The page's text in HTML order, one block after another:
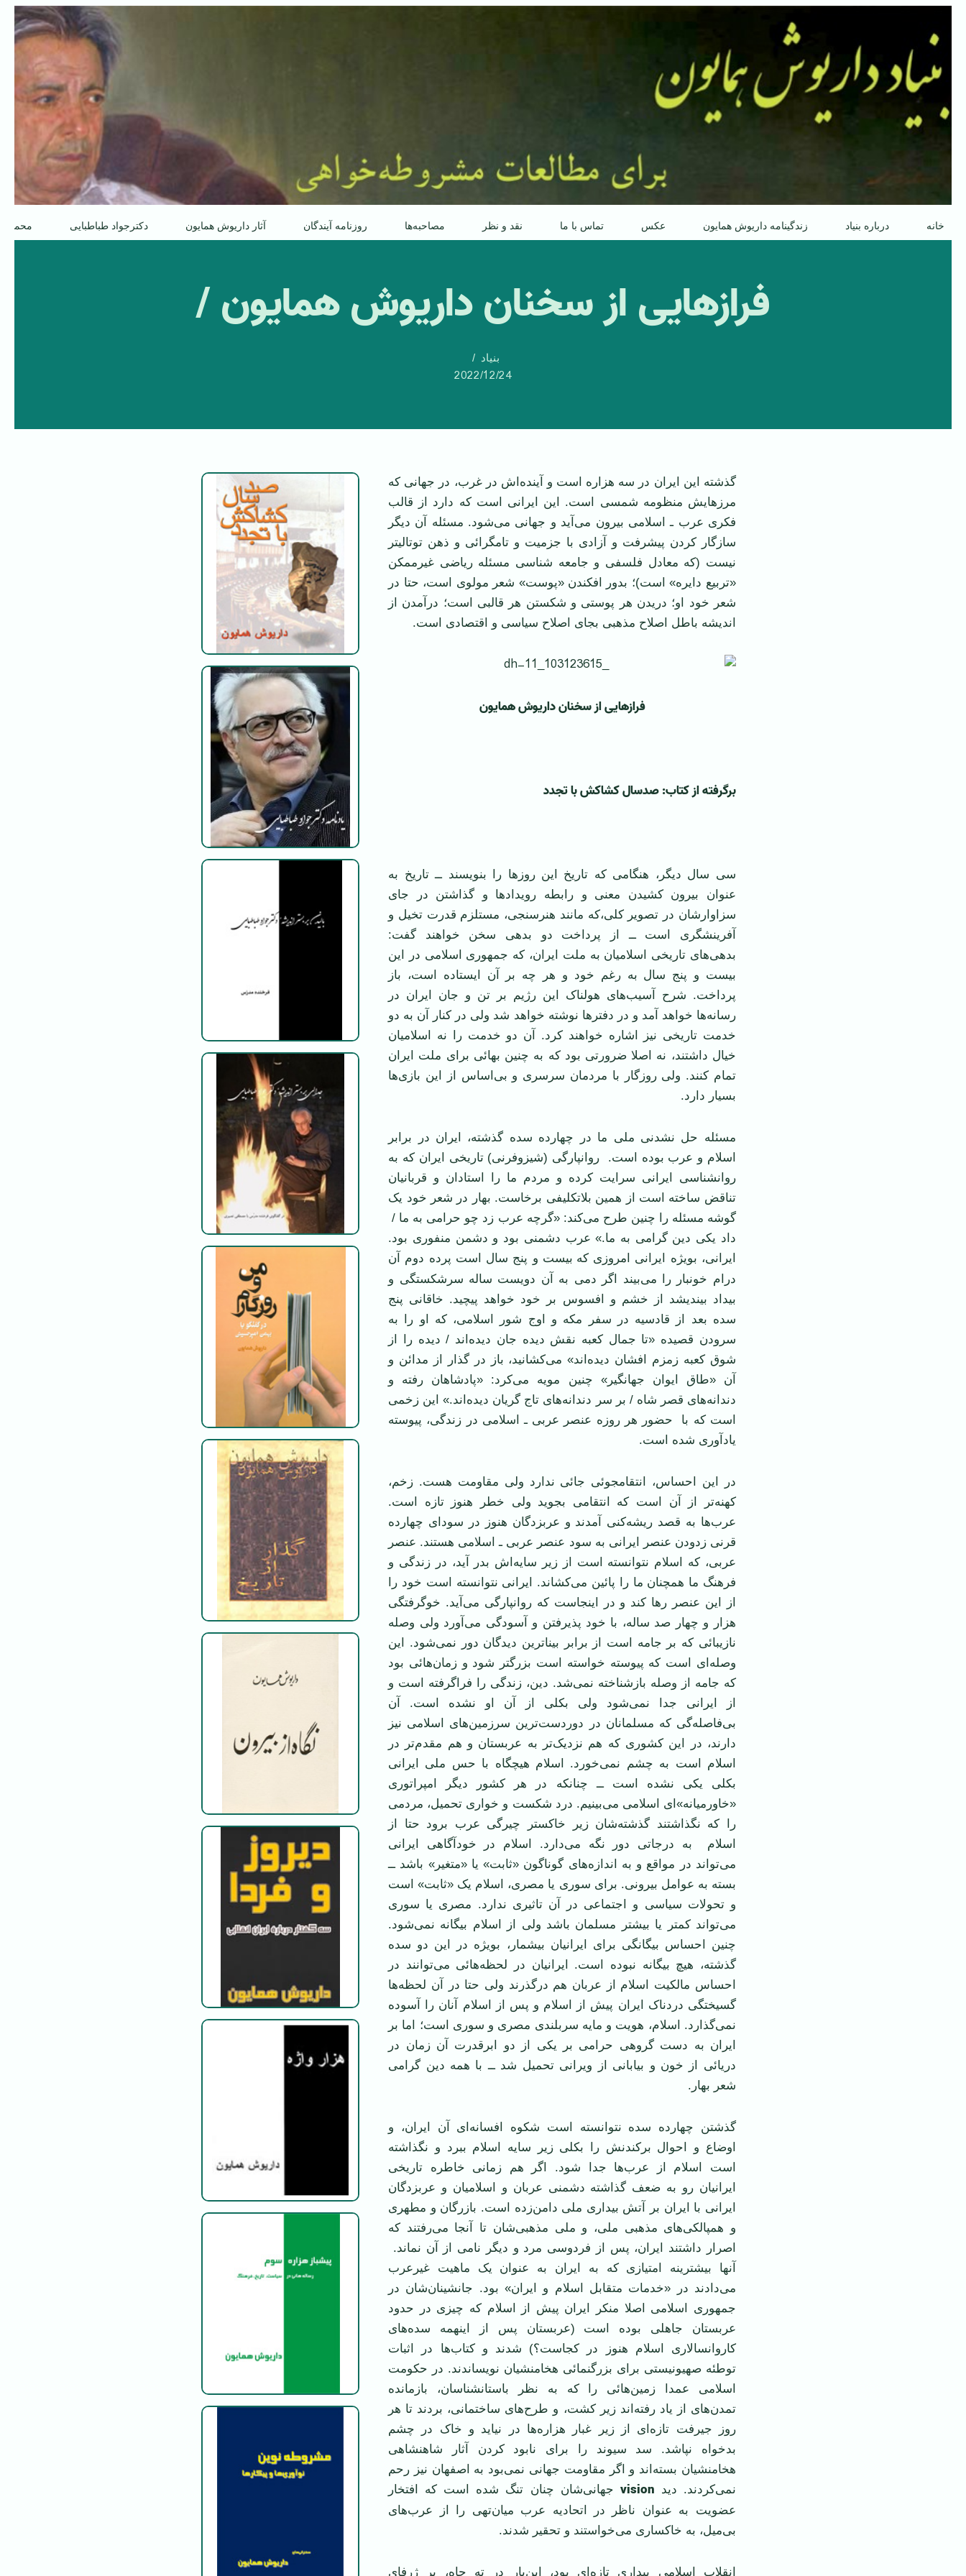
پرش
محتوا
خانه درباره بنیاد زندگینامه داریوش همایون عکس تماس با ما نقد و نظر مصاحبه‌ها روزنامه آیندگان آثار داریوش همایون دکترجواد طباطبایی
فرازهایی از سخنان داریوش همایون /
بنیاد
2022/12/24
گذشته اين ايران در سه هزاره است و آينده‌اش در غرب، در جهانی که
مرزهايش منظومه شمسی است. اين ايرانی است که دارد از قالب
فکری عرب ـ اسلامی بيرون می‌آيد و جهانی می‌شود. مسئله آن ديگر
سازگار کردن پيشرفت و آزادی با جزميت و تامگرائی و ذهن توتاليتر
نيست (که معادل فلسفی و جامعه شناسی مسئله رياضی غيرممکن
«تربيع دايره» است)؛ بدور افکندن «پوست» شعر مولوی است، حتا در
شعر خود او؛ دريدن هر پوستی و شکستن هر قالبی است؛ درآمدن از
انديشه باطل اصلاح مذهبی بجای اصلاح سياسی و اقتصادی است.
فرازهایی از سخنان داریوش همایون
برگرفته از کتاب: صدسال کشاکش با تجدد
سی سال ديگر، هنگامی که تاريخ اين روزها را بنويسند ــ تاريخ به
عنوان بيرون کشيدن معنی و رابطه رويدادها و گذاشتن در جای
سزاوارشان در تصوير کلی،که مانند هنرسنجی، مستلزم قدرت تخيل و
آفرينشگری است ــ از پرداخت دو بدهی سخن خواهند گفت:
بدهی‌های تاريخی اسلاميان به ملت ايران، که جمهوری اسلامی در اين
بيست و پنج سال به رغم خود و هر چه بر آن ايستاده است، باز
پرداخت. شرح آسيب‌های هولناک اين رژيم بر تن و جان ايران در
رسانه‌ها خواهد آمد و در دفترها نوشته خواهد شد ولی در کنار آن به دو
خدمت تاريخی نيز اشاره خواهند کرد. آن دو خدمت را نه اسلاميان
خيال داشتند، نه اصلا ضرورتی بود که به چنين بهائی برای ملت ايران
تمام کنند. ولی روزگار با مردمان سرسری و بی‌اساس از اين بازی‌ها
بسيار دارد.
مسئله حل نشدنی ملی ما در چهارده سده گذشته، ايران در برابر
اسلام و عرب بوده است. روانپارگی (شيزوفرنی) تاريخی ايران که به
روانشناسی ايرانی سرايت کرده و مردم ما را استادان و قربانيان
تناقض ساخته است از همين بلاتکليفی برخاست. بهار در شعر خود يک
گوشه مسئله را چنين طرح می‌کند: «گرچه عرب زد چو حرامی به ما /
داد يکی دين گرامی به ما.» عرب دشمنی بود و دشمن منفوری بود.
ايرانی، بويژه ايرانی امروزی که بيست و پنج سال است پرده دوم آن
درام خونبار را می‌بيند اگر دمی به آن دويست ساله سرشکستگی و
بيداد بينديشد از خشم و افسوس بر خود خواهد پيچيد. خاقانی پنج
سده بعد از قادسيه در سفر مکه و اوج شور اسلامی، که او را به
سرودن قصيده «تا جمال کعبه نقش ديده جان ديده‌اند / ديده را از
شوق کعبه زمزم افشان ديده‌اند» می‌کشانيد، باز در گذار از مدائن و
آن «طاق ايوان جهانگير» چنين مويه می‌کرد: «پادشاهان رفته و
دندانه‌های قصر شاه / بر سر دندانه‌های تاج گريان ديده‌اند.» اين زخمی
است که با حضور هر روزه عنصر عربی ـ اسلامی در زندگی، پيوسته
يادآوری شده است.
در اين احساس، انتقامجوئی جائی ندارد ولی مقاومت هست. زخم،
کهنه‌تر از آن است که انتقامی بجويد ولی خطر هنوز تازه است.
عرب‌ها به قصد ريشه‌کنی آمدند و عربزدگان هنوز در سودای چهارده
قرنی زدودن عنصر ايرانی به سود عنصر عربی ـ اسلامی هستند. عنصر
عربی، که اسلام نتوانسته است از زير سايه‌اش بدر آيد، در زندگی و
فرهنگ ما همچنان ما را پائين می‌کشاند. ايرانی نتوانسته است خود را
از اين عنصر رها کند و در اينجاست که روانپارگی می‌آيد. خوگرفتگی
هزار و چهار صد ساله، با خود پذيرفتن و آسودگی می‌آورد ولی وصله
نازيبائی که بر جامه است از برابر بيناترين ديدگان دور نمی‌شود. اين
وصله‌ای است که پيوسته خواسته است بزرگتر شود و زمان‌هائی بود
که جامه از وصله بازشناخته نمی‌شد. دين، زندگی را فراگرفته است و
از ايرانی جدا نمی‌شود ولی بکلی از آن او نشده است. آن
بی‌فاصله‌گی که مسلمانان در دوردست‌ترين سرزمين‌های اسلامی نيز
دارند، در اين کشوری که هم نزديک‌تر به عربستان و هم مقدم‌تر در
اسلام است به چشم نمی‌خورد. اسلام هيچگاه با حس ملی ايرانی
بکلی يکی نشده است ــ چنانکه در هر کشور ديگر امپراتوری
«خاورميانه»ای اسلامی می‌بينيم. درد شکست و خواری تحميل، مردمی
را که نگذاشتند گذشته‌شان زير خاکستر چيرگی عرب برود حتا از
اسلام به درجاتی دور نگه می‌دارد. اسلام در خودآگاهی ايرانی
می‌تواند در مواقع و به اندازه‌های گوناگون «ثابت» يا «متغير» باشد ــ
بسته به عوامل بيرونی. برای سوری يا مصری، اسلام يک «ثابت» است
و تحولات سياسی و اجتماعی در آن تاثيری ندارد. مصری يا سوری
می‌تواند کمتر يا بيشتر مسلمان باشد ولی از اسلام بيگانه نمی‌شود.
چنين احساس بيگانگی برای ايرانيان بيشمار، بويژه در اين دو سده
گذشته، هيچ بيگانه نبوده است. ايرانيان در لحظه‌هائی می‌توانند در
احساس مالکيت اسلام از عربان هم درگذرند ولی حتا در آن لحظه‌ها
گسيختگی دردناک ايران پيش از اسلام و پس از اسلام آنان را آسوده
نمی‌گذارد. اسلام، هويت و مايه سربلندی مصری و سوری است؛ اما بر
ايران به دست گروهی حرامی بر يکی از دو ابرقدرت آن زمان در
دريائی از خون و بيابانی از ويرانی تحميل شد ــ با همه دين گرامی
شعر بهار.
گذشتن چهارده سده نتوانسته است شکوه افسانه‌ای آن ايران، و
اوضاع و احوال برکندنش را بکلی زير سايه اسلام ببرد و نگذاشته
است اسلام از عرب‌ها جدا شود. اگر هم زمانی خاطره تاريخی
ايرانيان رو به ضعف گذاشته دشمنی عربان و اسلاميان و عربزدگان
ايرانی با ايران بر آتش بيداری ملی دامن‌زده است. بازرگان و مطهری
و همپالکی‌های مذهبی ملی، و ملی مذهبی‌شان تا آنجا می‌رفتند که
اصرار داشتند ايران، پس از فردوسی مرد و ديگر نامی از آن نماند.
آنها بيشترينه امتيازی که به ايران به عنوان يک ماهيت غيرعرب
می‌دادند در «خدمات متقابل اسلام و ايران» بود. جانشينان‌شان در
جمهوری اسلامی اصلا منکر ايران پيش از اسلام که چيزی در حدود
عربستان جاهلی بوده است (عربستان پس از اينهمه سده‌های
کاروانسالاری اسلام هنوز در کجاست؟) شدند و کتاب‌ها در اثبات
توطئه صهيونيستی برای بزرگنمائی هخامنشيان نويساندند. در حکومت
اسلامی عمدا زمين‌هائی را که به نظر باستانشناسان، بازمانده
تمدن‌های از ياد رفته‌اند زير کشت، و طرح‌های ساختمانی، بردند تا هر
روز جيرفت تازه‌ای از زير غبار هزاره‌ها در نيايد و خاک در چشم
بدخواه نپاشد. سد سيوند را برای نابود کردن آثار شاهنشاهی
هخامنشيان بسته‌اند و اگر مقاومت جهانی نمی‌بود به اصفهان نيز رحم
نمی‌کردند. ديد vision جهانی‌شان چنان تنگ شده است که افتخار
عضويت به عنوان ناظر در اتحاديه عرب ميان‌تهی را از عرب‌های
بی‌ميل، به خاکساری می‌خواستند و تحقير شدند.
انقلاب اسلامی بيداری تازه‌ای بود، اين‌بار در ته چاه، بر ژرفای